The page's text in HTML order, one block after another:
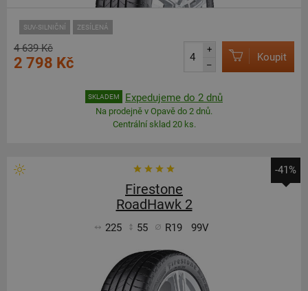
SUV-SILNIČNÍ ZESÍLENÁ
4 639 Kč
2 798 Kč
+
–
Koupit
SKLADEM Expedujeme do 2 dnů
Na prodejně v Opavě do 2 dnů.
Centrální sklad 20 ks.
-41%
Firestone
RoadHawk 2
225 55 R19 99V